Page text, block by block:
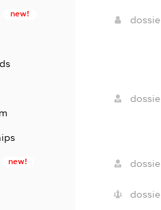
new!
new!